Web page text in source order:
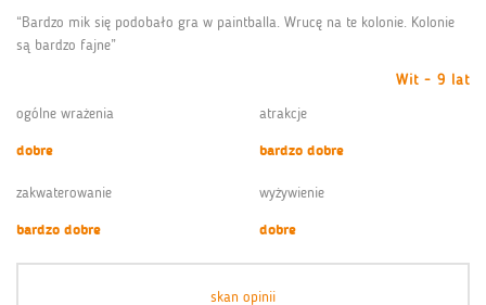
“Bardzo mik się podobało gra w paintballa. Wrucę na te kolonie. Kolonie
są bardzo fajne”
Wit - 9 lat
ogólne wrażenia
dobre
atrakcje
bardzo dobre
zakwaterowanie
bardzo dobre
wyżywienie
dobre
skan opinii